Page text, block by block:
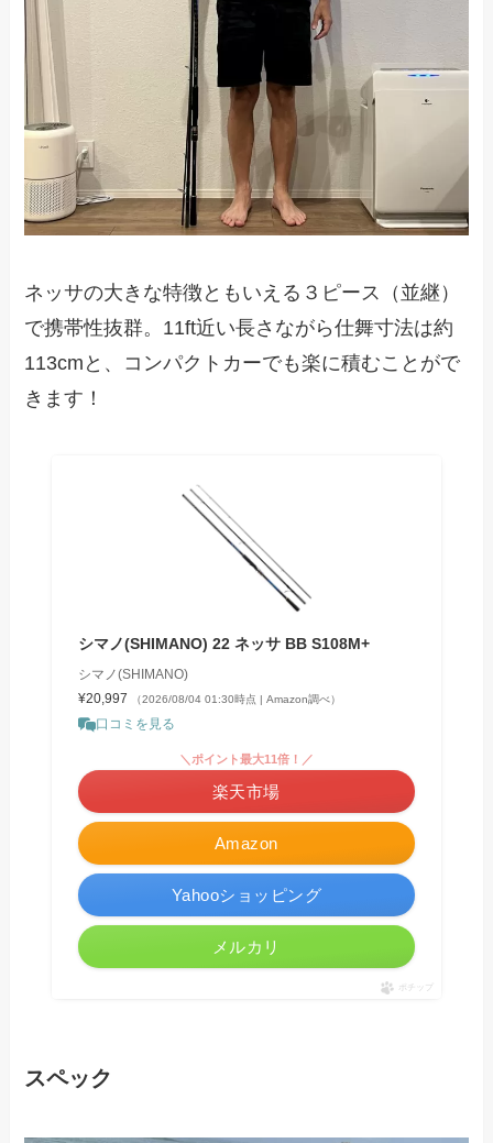
ネッサの大きな特徴ともいえる３ピース（並継）
で携帯性抜群。11ft近い長さながら仕舞寸法は約
113cmと、コンパクトカーでも楽に積むことがで
きます！
シマノ(SHIMANO) 22 ネッサ BB S108M+
シマノ(SHIMANO)
¥20,997
（2026/08/04 01:30時点 | Amazon調べ）
口コミを見る
Amazon
＼ポイント最大11倍！／
楽天市場
Yahooショッピング
メルカリ
ポチップ
スペック